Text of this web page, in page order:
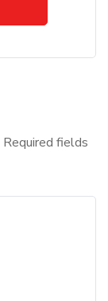
Required fields